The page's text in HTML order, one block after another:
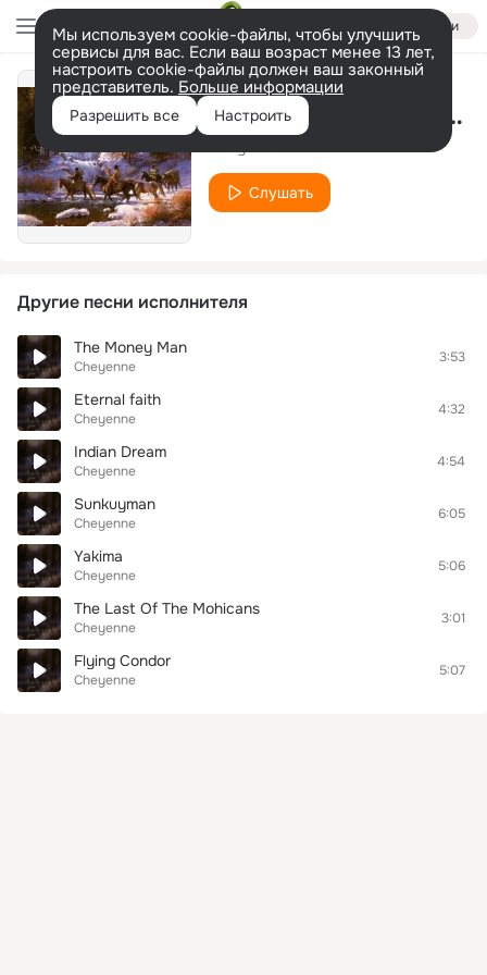
Войти
Мы используем cookie-файлы, чтобы улучшить
сервисы для вас. Если ваш возраст менее 13 лет,
настроить cookie-файлы должен ваш законный
представитель. Больше информации
Разрешить все Настроить The Money Man (Original Long Version)
Слушать
Другие песни исполнителя
The Money Man
Cheyenne
3:53
Eternal faith
Cheyenne
4:32
Indian Dream
Cheyenne
4:54
Sunkuyman
Cheyenne
6:05
Yakima
Cheyenne
5:06
The Last Of The Mohicans
Cheyenne
3:01
Flying Condor
Cheyenne
5:07